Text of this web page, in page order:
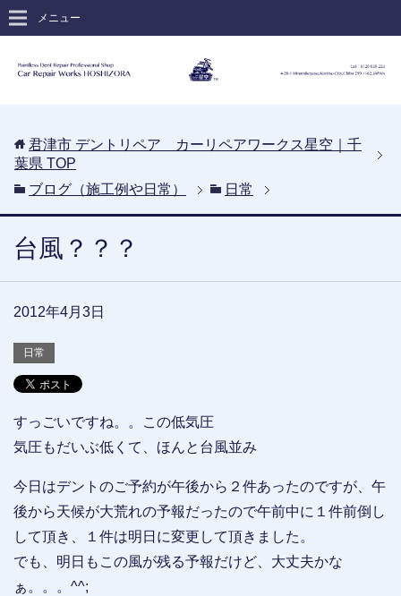
メニュー
君津市 デントリペア カーリペアワークス星空｜千
葉県 TOP
ブログ（施工例や日常）
日常
台風？？？
2012年4月3日
日常
すっごいですね。。この低気圧
気圧もだいぶ低くて、ほんと台風並み
今日はデントのご予約が午後から２件あったのですが、午
後から天候が大荒れの予報だったので午前中に１件前倒し
して頂き、１件は明日に変更して頂きました。
でも、明日もこの風が残る予報だけど、大丈夫かな
ぁ。。。^^;